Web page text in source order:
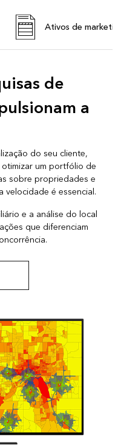
Ativos de
de
a
do seu cliente,
um portfólio de
sobre propriedades e
velocidade é essencial.
e a análise do local
que diferenciam
caso